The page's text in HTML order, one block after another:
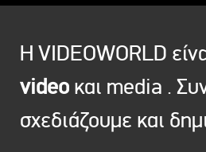
Η VIDEOWORLD
video και media .
σχεδιάζουμε και